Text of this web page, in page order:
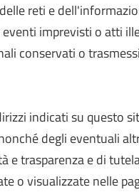
reti e
imprevisti o atti
conservati o
indicati su questo
degli eventuali
trasparenza e di
o visualizzate nelle